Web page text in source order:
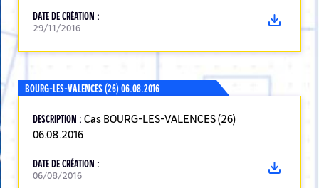
DATE DE CRÉATION :
29/11/2016
BOURG-LES-VALENCES (26) 06.08.2016
DESCRIPTION : Cas BOURG-LES-VALENCES (26)
06.08.2016
DATE DE CRÉATION :
06/08/2016